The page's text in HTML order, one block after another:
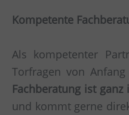
Kompetente
Als kompetenter
Torfragen von
Fachberatung ist ganz
und kommt gerne